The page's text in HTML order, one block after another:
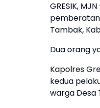
GRESIK,
pemberatan
Tambak,
Dua orang
Kapolres
kedua
warga Desa